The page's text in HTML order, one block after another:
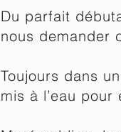
Du parfait
nous demander
Toujours dans
mis à l’eau